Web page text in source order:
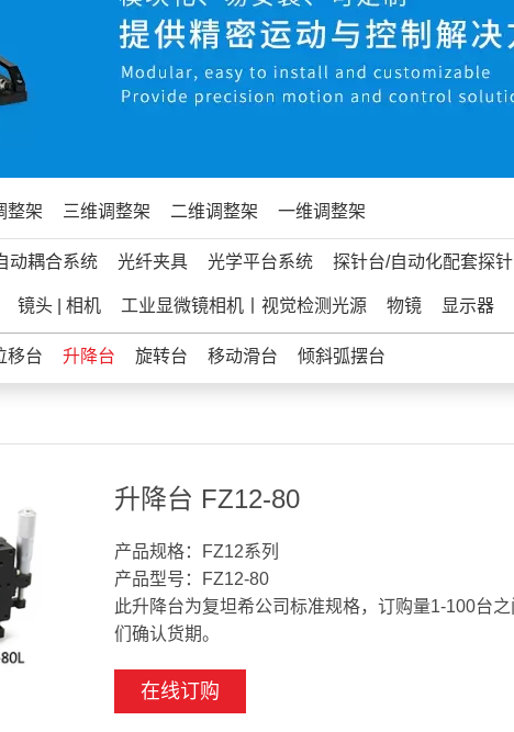
整架 三维调整架 二维调整架 一维调整架
动耦合系统 光纤夹具 光学平台系统 探针台/自动化配套探
镜头 | 相机 工业显微镜相机丨视觉检测光源 物镜 显示器
移台 升降台 旋转台 移动滑台 倾斜弧摆台
升降台 FZ12-80
产品规格：FZ12系列
产品型号：FZ12-80
此升降台为复坦希公司标准规格，订购量1-100台
们确认货期。
在线订购